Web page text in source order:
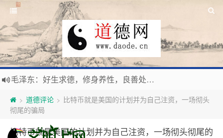
毛泽东：好生求德，修身养性，良善处世，信仰天人合一之大道。
新时代地球村人类命运与共，全球共建更加和平发展美丽和谐的家园，全体共享人类发展成果，共创道行德盛道德王国
> 道德评论 > 比特币就是美国的计划并为自己注资，一场彻头
彻尾的骗局
比特币就是美国的计划并为自己注资，一场彻头彻尾的